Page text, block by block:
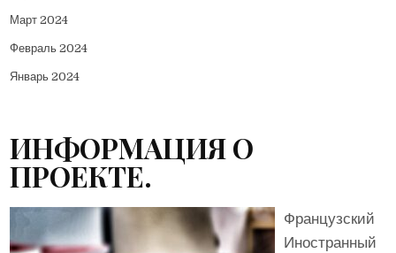
Март 2024
Февраль 2024
Январь 2024
ИНФОРМАЦИЯ О
ПРОЕКТЕ.
Французский
Иностранный